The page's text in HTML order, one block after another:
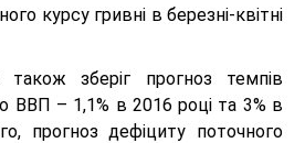
курсу гривні в березні-квітні
також зберіг прогноз темпів
ВВП – 1,1% в 2016 році та 3% в
прогноз дефіциту поточного